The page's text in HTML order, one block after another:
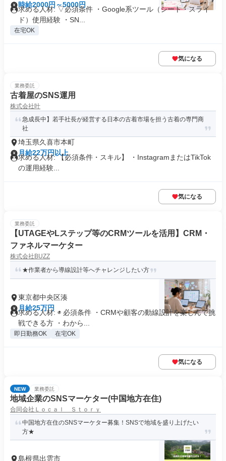
時給2000円～5000円
求める人材: ▽必須条件 ・Google系ツール（シート・スライ
ド）使用経験 ・SN...
在宅OK
気になる
業務委託
古着屋のSNS運用
株式会社叶
急成長中】若手社長が経営する日本の古着市場を担う古着の専門商
社
埼玉県久喜市本町
月給22万円以上
求める人材: 【必須条件・スキル】 ・InstagramまたはTikTok
の運用経験...
気になる
業務委託
【UTAGEやLステップ等のCRMツールを活用】CRM・
ファネルマーケター
株式会社BUZZ
★作業者から導線設計等へチャレンジしたい方
東京都中央区湊
月給25万円
求める人材: ◉ 必須条件 ・CRMや顧客の動線設計を楽しんで挑
戦できる方 ・わから...
即日勤務OK 在宅OK
気になる
NEW 業務委託
地域企業のSNSマーケター(中国地方在住)
合同会社Ｌｏｃａｌ Ｓｔｏｒｙ
中国地方在住のSNSマーケター募集！SNSで地域を盛り上げたい
方★
島根県出雲市